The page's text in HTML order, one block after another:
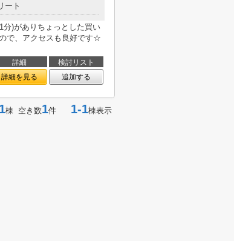
ート
)がありちょっとした買い
で、アクセスも良好です☆
詳細
検討リスト
詳細を見る 追加する
1棟 空き数1件 1-1棟表示